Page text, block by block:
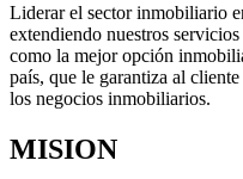
Liderar el sector inmobiliario
extendiendo nuestros
como la mejor opción
país, que le garantiza al
los negocios inmobiliarios.
MISION